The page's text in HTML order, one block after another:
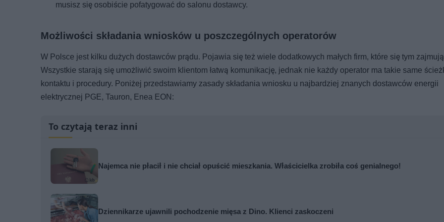
musisz się osobiście pofatygować do salonu dostawcy.
Możliwości składania wniosków u poszczególnych operatorów
W Polsce jest kilku dużych dostawców prądu. Pojawia się też wiele dodatkowych małych firm, które się tym
Wszystkie starają się umożliwić swoim klientom łatwą komunikację, jednak nie każdy operator ma takie same
kontaktu i procedury. Poniżej przedstawiamy zasady składania wniosku u najbardziej znanych dostawców energii
elektrycznej PGE, Tauron, Enea EON:
To czytają teraz inni
Najemca nie płacił i nie chciał opuścić mieszkania. Właścicielka zrobiła coś genialnego!
Dziennikarze ujawnili pochodzenie mięsa z Dino. Klienci zaskoczeni